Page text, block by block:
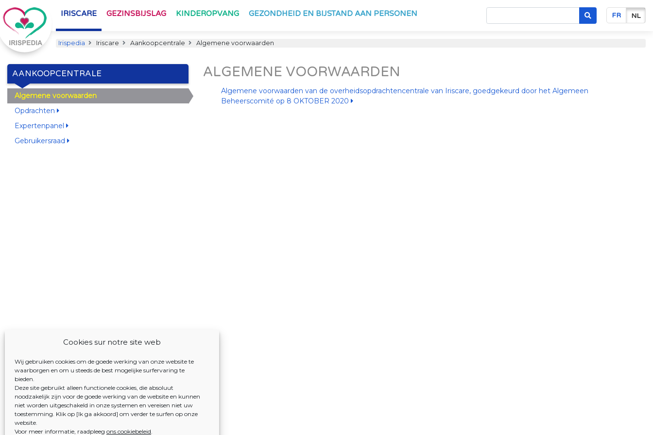
Cookies sur notre site web
Wij gebruiken cookies om de goede werking van onze website te
waarborgen en om u steeds de best mogelijke surfervaring te
bieden.
Deze site gebruikt alleen functionele cookies, die absoluut
noodzakelijk zijn voor de goede werking van de website en kunnen
niet worden uitgeschakeld in onze systemen en vereisen niet uw
toestemming. Klik op [Ik ga akkoord] om verder te surfen op onze
website.
Voor meer informatie, raadpleeg ons cookiebeleid.
IRISCARE GEZINSBIJSLAG KINDEROPVANG GEZONDHEID EN BIJSTAND AAN PERSONEN FR NL
Irispedia Iriscare Aankoopcentrale Algemene voorwaarden
AANKOOPCENTRALE
Algemene voorwaarden
Opdrachten
Expertenpanel
Gebruikersraad
ALGEMENE VOORWAARDEN
Algemene voorwaarden van de overheidsopdrachtencentrale van Iriscare, goedgekeurd door het Algemeen
Beheerscomité op 8 OKTOBER 2020